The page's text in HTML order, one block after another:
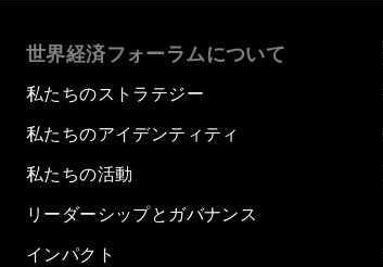
世界経済フォーラムについて
私たちのストラテジー
私たちのアイデンティティ
私たちの活動
リーダーシップとガバナンス
インパクト